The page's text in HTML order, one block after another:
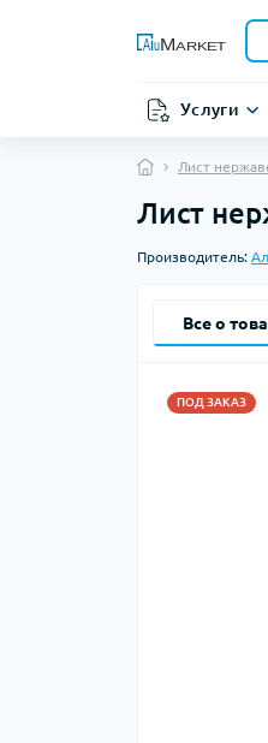
Услуги
Лист
Лист
Производитель:
Все о
ПОД ЗАКАЗ